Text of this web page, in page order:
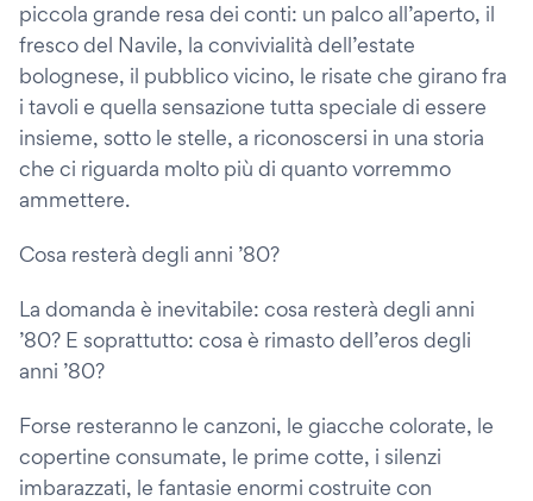
piccola grande resa dei conti: un palco all’aperto, il
fresco del Navile, la convivialità dell’estate
bolognese, il pubblico vicino, le risate che girano fra
i tavoli e quella sensazione tutta speciale di essere
insieme, sotto le stelle, a riconoscersi in una storia
che ci riguarda molto più di quanto vorremmo
ammettere.
Cosa resterà degli anni ’80?
La domanda è inevitabile: cosa resterà degli anni
’80? E soprattutto: cosa è rimasto dell’eros degli
anni ’80?
Forse resteranno le canzoni, le giacche colorate, le
copertine consumate, le prime cotte, i silenzi
imbarazzati, le fantasie enormi costruite con